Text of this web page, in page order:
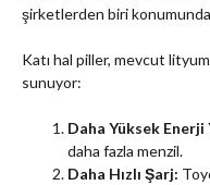
şirketlerden biri
Katı hal piller, mevcut
sunuyor:
Daha Yüksek Enerji
daha fazla menzil.
Daha Hızlı Şarj: